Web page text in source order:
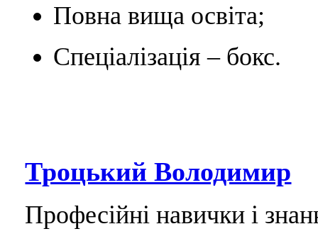
Повна вища освіта;
Спеціалізація – бокс.
Троцький Володимир
Професійні навички і